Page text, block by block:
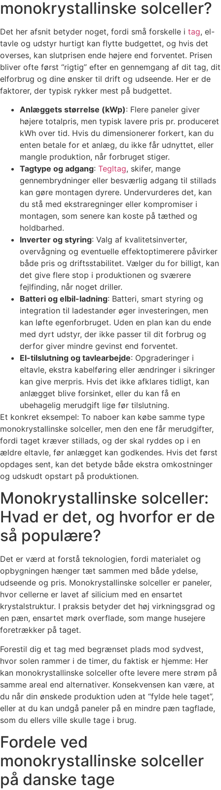
monokrystallinske solceller?
Det her afsnit betyder noget, fordi små forskelle i tag, el-
tavle og udstyr hurtigt kan flytte budgettet, og hvis det
overses, kan slutprisen ende højere end forventet. Prisen
bliver ofte først “rigtig” efter en gennemgang af dit tag, dit
elforbrug og dine ønsker til drift og udseende. Her er de
faktorer, der typisk rykker mest på budgettet.
Anlæggets størrelse (kWp): Flere paneler giver
højere totalpris, men typisk lavere pris pr. produceret
kWh over tid. Hvis du dimensionerer forkert, kan du
enten betale for et anlæg, du ikke får udnyttet, eller
mangle produktion, når forbruget stiger.
Tagtype og adgang: Tegltag, skifer, mange
gennembrydninger eller besværlig adgang til stillads
kan gøre montagen dyrere. Undervurderes det, kan
du stå med ekstraregninger eller kompromiser i
montagen, som senere kan koste på tæthed og
holdbarhed.
Inverter og styring: Valg af kvalitetsinverter,
overvågning og eventuelle effektoptimerere påvirker
både pris og driftsstabilitet. Vælger du for billigt, kan
det give flere stop i produktionen og sværere
fejlfinding, når noget driller.
Batteri og elbil-ladning: Batteri, smart styring og
integration til ladestander øger investeringen, men
kan løfte egenforbruget. Uden en plan kan du ende
med dyrt udstyr, der ikke passer til dit forbrug og
derfor giver mindre gevinst end forventet.
El-tilslutning og tavlearbejde: Opgraderinger i
eltavle, ekstra kabelføring eller ændringer i sikringer
kan give merpris. Hvis det ikke afklares tidligt, kan
anlægget blive forsinket, eller du kan få en
ubehagelig merudgift lige før tilslutning.
Et konkret eksempel: To naboer kan købe samme type
monokrystallinske solceller, men den ene får merudgifter,
fordi taget kræver stillads, og der skal ryddes op i en
ældre eltavle, før anlægget kan godkendes. Hvis det først
opdages sent, kan det betyde både ekstra omkostninger
og udskudt opstart på produktionen.
Monokrystallinske solceller:
Hvad er det, og hvorfor er de
så populære?
Det er værd at forstå teknologien, fordi materialet og
opbygningen hænger tæt sammen med både ydelse,
udseende og pris. Monokrystallinske solceller er paneler,
hvor cellerne er lavet af silicium med en ensartet
krystalstruktur. I praksis betyder det høj virkningsgrad og
en pæn, ensartet mørk overflade, som mange husejere
foretrækker på taget.
Forestil dig et tag med begrænset plads mod sydvest,
hvor solen rammer i de timer, du faktisk er hjemme: Her
kan monokrystallinske solceller ofte levere mere strøm på
samme areal end alternativer. Konsekvensen kan være, at
du når din ønskede produktion uden at “fylde hele taget”,
eller at du kan undgå paneler på en mindre pæn tagflade,
som du ellers ville skulle tage i brug.
Fordele ved
monokrystallinske solceller
på danske tage